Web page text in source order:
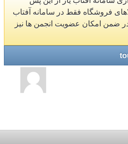
فروشگاه فقط در سامانه آفتاب
در ضمن امکان عضویت انجمن ها نیز